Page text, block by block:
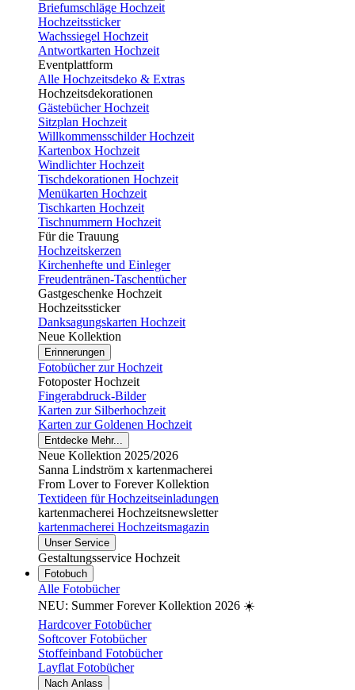
Briefumschläge Hochzeit
Hochzeitssticker
Wachssiegel Hochzeit
Antwortkarten Hochzeit
Eventplattform
Alle Hochzeitsdeko & Extras
Hochzeitsdekorationen
Gästebücher Hochzeit
Sitzplan Hochzeit
Willkommensschilder Hochzeit
Kartenbox Hochzeit
Windlichter Hochzeit
Tischdekorationen Hochzeit
Menükarten Hochzeit
Tischkarten Hochzeit
Tischnummern Hochzeit
Für die Trauung
Hochzeitskerzen
Kirchenhefte und Einleger
Freudentränen-Taschentücher
Gastgeschenke Hochzeit
Hochzeitssticker
Danksagungskarten Hochzeit
Neue Kollektion
Erinnerungen
Fotobücher zur Hochzeit
Fotoposter Hochzeit
Fingerabdruck-Bilder
Karten zur Silberhochzeit
Karten zur Goldenen Hochzeit
Entdecke Mehr...
Neue Kollektion 2025/2026
Sanna Lindström x kartenmacherei
From Lover to Forever Kollektion
Textideen für Hochzeitseinladungen
kartenmacherei Hochzeitsnewsletter
kartenmacherei Hochzeitsmagazin
Unser Service
Gestaltungsservice Hochzeit
Fotobuch
Alle Fotobücher
NEU: Summer Forever Kollektion 2026 ☀️
Hardcover Fotobücher
Softcover Fotobücher
Stoffeinband Fotobücher
Layflat Fotobücher
Nach Anlass